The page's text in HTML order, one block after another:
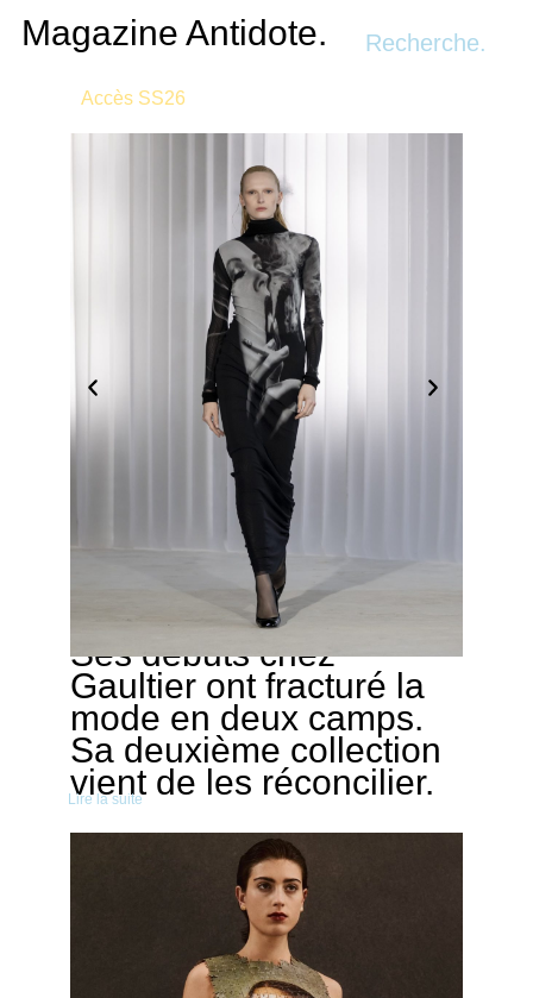
Recherche.
Ses débuts chez
Gaultier ont fracturé la
mode en deux camps.
Sa deuxième collection
vient de les réconcilier.
Lire la suite